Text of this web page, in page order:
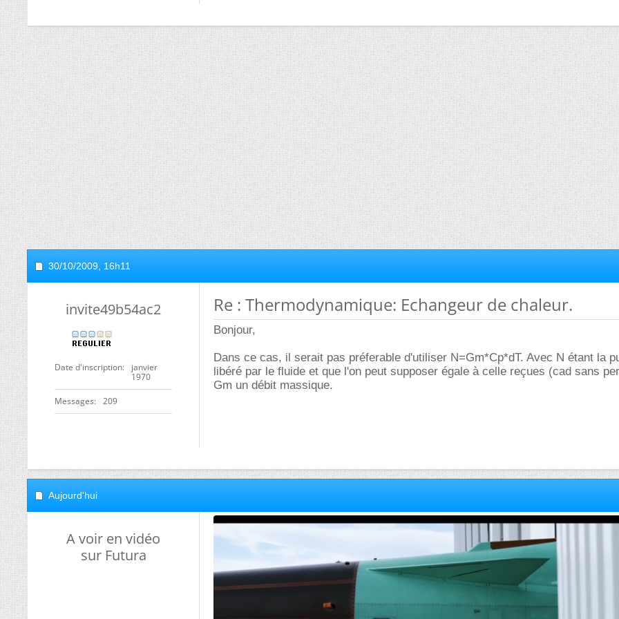
30/10/2009, 16h11
invite49b54ac2
Date d'inscription
janvier
1970
Messages 209
Re : Thermodynamique: Echangeur de chaleur.
Bonjour,
Dans ce cas, il serait pas préferable d'utiliser N=Gm*Cp*dT. Avec N étant la
libéré par le fluide et que l'on peut supposer égale à celle reçues (cad sans
Gm un débit massique.
Aujourd'hui
A voir en vidéo
sur Futura